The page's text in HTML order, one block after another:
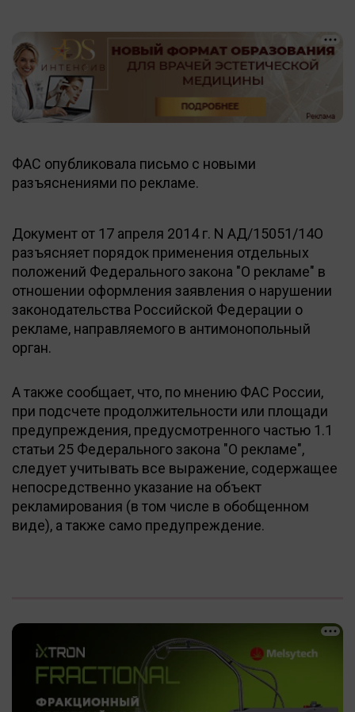
ФАС опубликовала письмо с новыми
разъяснениями по рекламе.
Документ от 17 апреля 2014 г. N АД/15051/14О
разъясняет порядок применения отдельных
положений Федерального закона "О рекламе" в
отношении оформления заявления о нарушении
законодательства Российской Федерации о
рекламе, направляемого в антимонопольный
орган.
А также сообщает, что, по мнению ФАС России,
при подсчете продолжительности или площади
предупреждения, предусмотренного частью 1.1
статьи 25 Федерального закона "О рекламе",
следует учитывать все выражение, содержащее
непосредственно указание на объект
рекламирования (в том числе в обобщенном
виде), а также само предупреждение.